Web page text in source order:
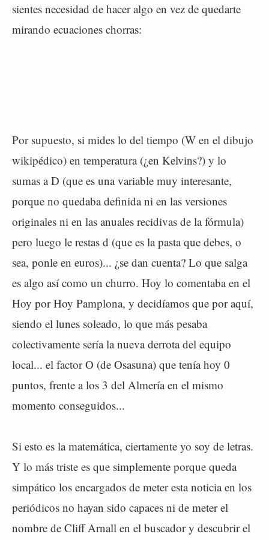
sientes necesidad de hacer algo en vez de quedarte
mirando ecuaciones chorras:
Por supuesto, si mides lo del tiempo (W en el dibujo
wikipédico) en temperatura (¿en Kelvins?) y lo
sumas a D (que es una variable muy interesante,
porque no quedaba definida ni en las versiones
originales ni en las anuales recidivas de la fórmula)
pero luego le restas d (que es la pasta que debes, o
sea, ponle en euros)... ¿se dan cuenta? Lo que salga
es algo así como un churro. Hoy lo comentaba en el
Hoy por Hoy Pamplona, y decidíamos que por aquí,
siendo el lunes soleado, lo que más pesaba
colectivamente sería la nueva derrota del equipo
local... el factor O (de Osasuna) que tenía hoy 0
puntos, frente a los 3 del Almería en el mismo
momento conseguidos...
Si esto es la matemática, ciertamente yo soy de letras.
Y lo más triste es que simplemente porque queda
simpático los encargados de meter esta noticia en los
periódicos no hayan sido capaces ni de meter el
nombre de Cliff Arnall en el buscador y descubrir el